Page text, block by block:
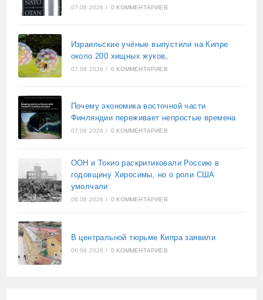
07.08.2026 / 0 КОММЕНТАРИЕВ
Израильские учёные выпустили на Кипре
около 200 хищных жуков,
07.08.2026 / 0 КОММЕНТАРИЕВ
Почему экономика восточной части
Финляндии переживает непростые времена
07.08.2026 / 0 КОММЕНТАРИЕВ
ООН и Токио раскритиковали Россию в
годовщину Хиросимы, но о роли США
умолчали
06.08.2026 / 0 КОММЕНТАРИЕВ
В центральной тюрьме Кипра заявили
06.08.2026 / 0 КОММЕНТАРИЕВ